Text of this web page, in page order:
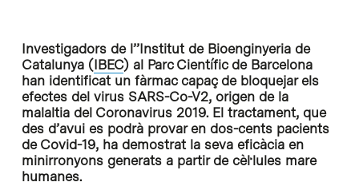
Investigadors de l’’Institut de Bioenginyeria de
Catalunya (IBEC) al Parc Científic de Barcelona
han identificat un fàrmac capaç de bloquejar els
efectes del virus SARS-Co-V2, origen de la
malaltia del Coronavirus 2019. El tractament, que
des d’avui es podrà provar en dos-cents pacients
de Covid-19, ha demostrat la seva eficàcia en
minirronyons generats a partir de cèl·lules mare
humanes.